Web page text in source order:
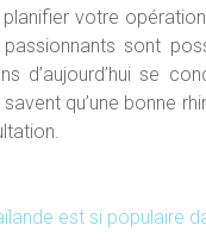
votre
sont
se
savent qu’une bonne
est si populaire